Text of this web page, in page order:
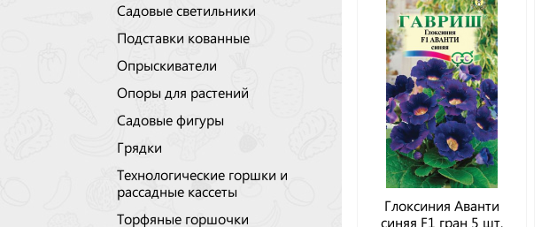
Садовые светильники
Подставки кованные
Опрыскиватели
Опоры для растений
Садовые фигуры
Грядки
Технологические горшки и
рассадные кассеты
Торфяные горшочки
Глоксиния Аванти
синяя F1 гран 5 шт.